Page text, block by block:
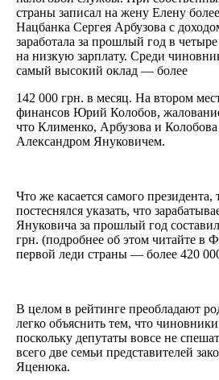
страны записал на жену Елену
Нацбанка Сергея Арбузова с
заработала за прошлый год в
на низкую зарплату. Среди
самый высокий оклад — более
142 000 грн. в месяц. На втором
финансов Юрий Колобов, жалование
что Клименко, Арбузова и
Александром Януковичем.
Что же касается самого
постеснялся указать, что
Януковича за прошлый год
грн. (подробнее об этом читайте в
первой леди страны — более 420
В целом в рейтинге преобладают
легко объяснить тем, что
поскольку депутаты вовсе не
всего две семьи представителей
Яценюка.